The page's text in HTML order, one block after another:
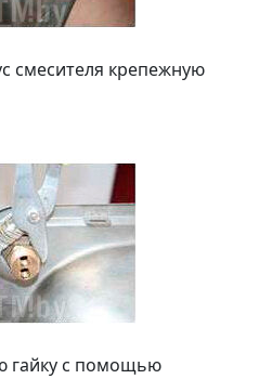
смесителя крепежную
гайку с помощью